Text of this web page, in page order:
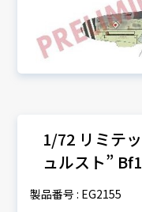
1/72 リミテ
ュルスト”
製品番号 : EG2155